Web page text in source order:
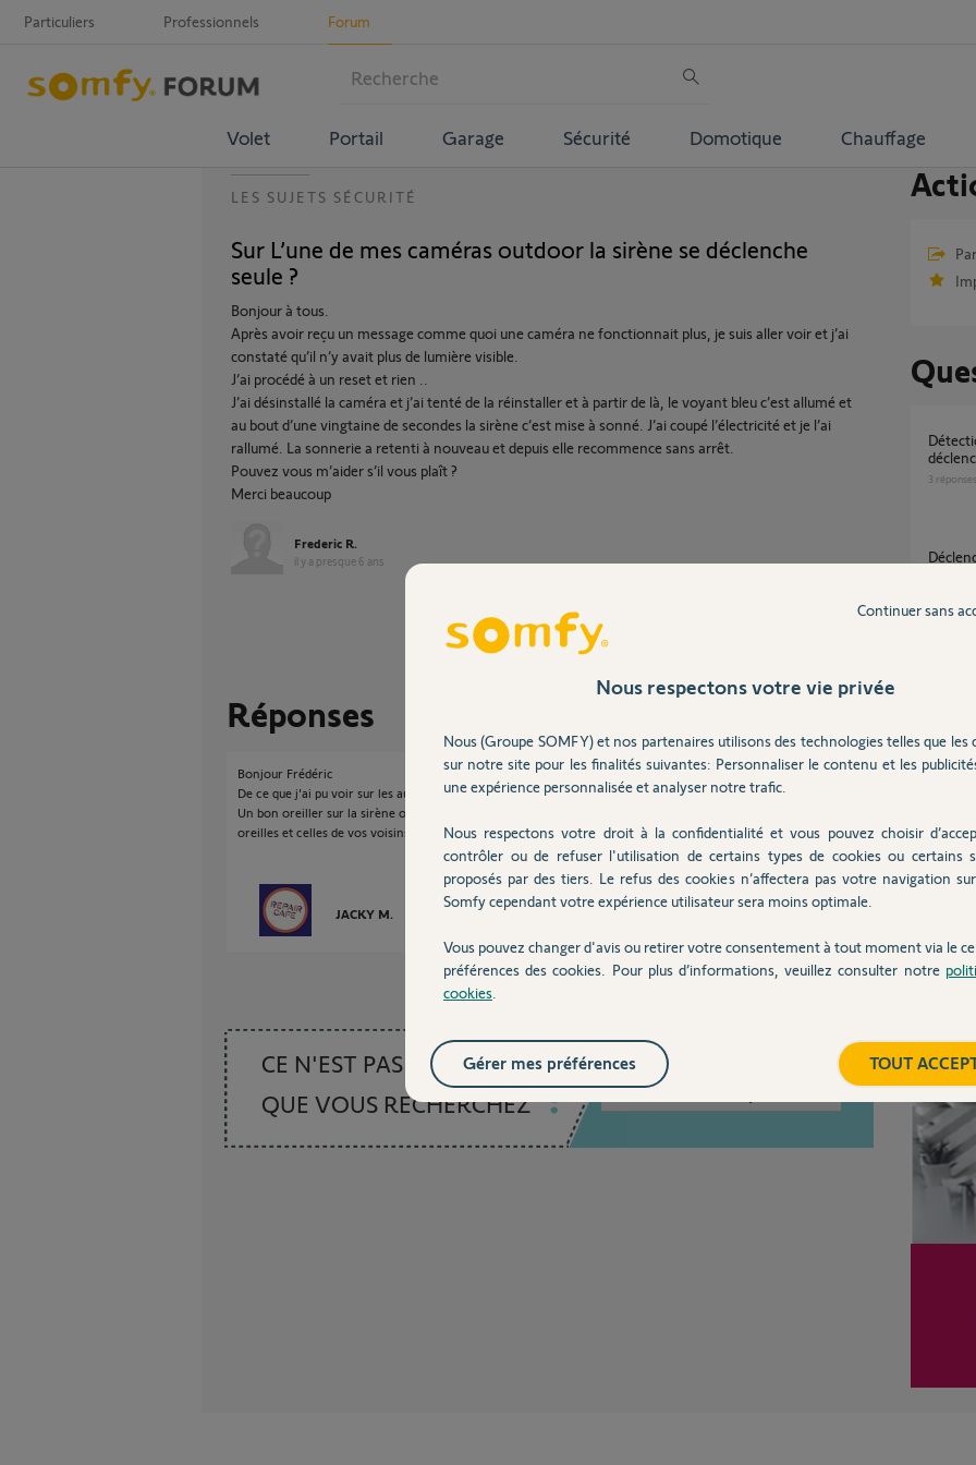
Particuliers Professionnels Forum
Volet Portail Garage Sécurité Domotique Chauffage
LES SUJETS SÉCURITÉ
Sur L’une de mes caméras outdoor la sirène se déclenche
seule ?
Bonjour à tous.
Après avoir reçu un message comme quoi une caméra ne fonctionnait plus, je suis aller voir et j’ai
constaté qu’il n’y avait plus de lumière visible.
J’ai procédé à un reset et rien ..
J’ai désinstallé la caméra et j’ai tenté de la réinstaller et à partir de là, le voyant bleu c’est allumé et
au bout d’une vingtaine de secondes la sirène c’est mise à sonné. J’ai coupé l’électricité et je l’ai
rallumé. La sonnerie a retenti à nouveau et depuis elle recommence sans arrêt.
Pouvez vous m’aider s’il vous plaît ?
Merci beaucoup
Frederic R.
il y a presque 6 ans
Participer au fil de discussion
Réponses
Bonjour Frédéric
De ce que j'ai pu voir sur les autres posts, il faut continuer l'installation malgré la sirène.
Un bon oreiller sur la sirène ou un morceau de polystyrène scotché pour épargner vos
oreilles et celles de vos voisins.
JACKY M. il y a presque 6 ans
CE N'EST PAS CE
QUE VOUS RECHERCHEZ
Posez votre question
Détection par Camera Outdoor 2 - Peut-on
3 réponses
1réponse
Nous respectons votre vie privée
Nous (Groupe SOMFY) et nos partenaires utilisons des technologies telles que les
sur notre site pour les finalités suivantes: Personnaliser le contenu et les
une expérience personnalisée et analyser notre trafic.
Nous respectons votre droit à la confidentialité et vous pouvez choisir
contrôler ou de refuser l'utilisation de certains types de cookies ou certains
proposés par des tiers. Le refus des cookies n’affectera pas votre navigation
Somfy cependant votre expérience utilisateur sera moins optimale.
Vous pouvez changer d'avis ou retirer votre consentement à tout moment via le
préférences des cookies. Pour plus d’informations, veuillez consulter notre
cookies
Continuer sans
TOUT
Gérer mes préférences